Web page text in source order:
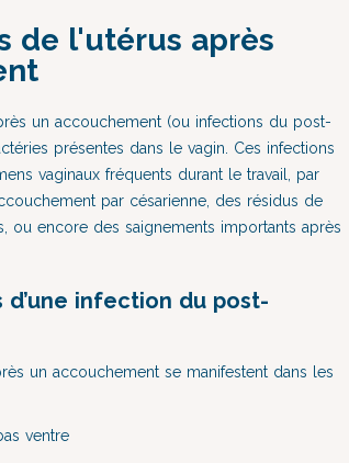
de l'utérus après
un accouchement (ou infections du post-
présentes dans le vagin. Ces infections
vaginaux fréquents durant le travail, par
par césarienne, des résidus de
ou encore des saignements importants après
d’une infection du post-
un accouchement se manifestent dans les
ventre